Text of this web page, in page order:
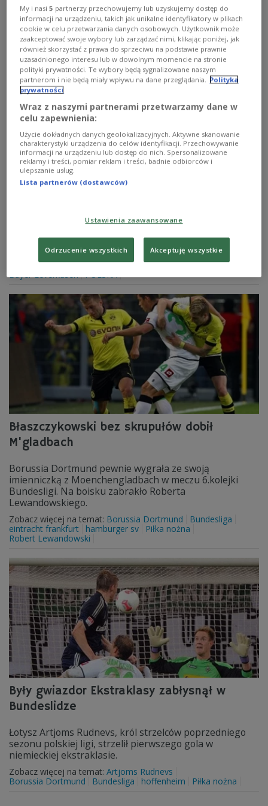
Zobacz więcej na temat:Bayern Monachium
Borussia Dortmund Bundesliga Jakub Błaszczykowski
Niemcy
Piłka nożna
Dwóch trenerów poprowadzi zespół
Michael Wiesinger i Armin Reutershahn zostali
trenerami piłkarskiej drużyny FC Nuernberg -
poinformował w poniedziałek ich klub.
Zobacz więcej na temat:Bundesliga Piłka nożna
Bayer Leverkusen POLSKA
Błaszczykowski bez skrupułów dobił
M'gladbach
Borussia Dortmund pewnie wygrała ze swoją
imienniczką z Moenchengladbach w meczu 6.kolejki
Bundesligi. Na boisku zabrakło Roberta
Lewandowskiego.
Zobacz więcej na temat: Borussia Dortmund
Bundesliga
eintracht frankfurt
hamburger sv
Piłka nożna
Robert Lewandowski
Były gwiazdor Ekstraklasy zabłysnął w
Bundeslidze
Łotysz Artjoms Rudnevs, król strzelców poprzedniego
sezonu polskiej ligi, strzelił pierwszego gola w
niemieckiej ekstraklasie.
Zobacz więcej na temat: Artjoms Rudnevs
Borussia Dortmund
Bundesliga hoffenheim Piłka nożna
My i nasi5 partnerzy przechowujemy lub uzyskujemy dostęp do
informacji na urządzeniu, takich jak unikalne identyfikatory w plikach
cookie w celu przetwarzania danych osobowych. Użytkownik może
zaakceptować swoje wybory lub zarządzać nimi, klikając poniżej, jak
również skorzystać z prawa do sprzeciwu na podstawie prawnie
uzasadnionego interesu lub w dowolnym momencie na stronie
polityki prywatności. Te wybory będą sygnalizowane naszym
partnerom i nie będą miały wpływu na dane przeglądania. Polityka
prywatności
Wraz z naszymi partnerami przetwarzamy dane w
celu zapewnienia:
Użycie dokładnych danych geolokalizacyjnych. Aktywne skanowanie
charakterystyki urządzenia do celów identyfikacji. Przechowywanie
informacji na urządzeniu lub dostęp do nich. Spersonalizowane
reklamy i treści, pomiar reklam i treści, badnie odbiorców i
ulepszanie usług.
Lista partnerów (dostawców)
Ustawienia zaawansowane
Odrzucenie wszystkich Akceptuję wszystkie